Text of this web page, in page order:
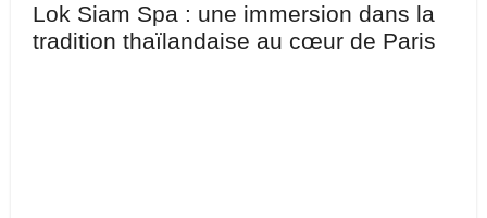
Lok Siam Spa : une immersion dans la
tradition thaïlandaise au cœur de Paris